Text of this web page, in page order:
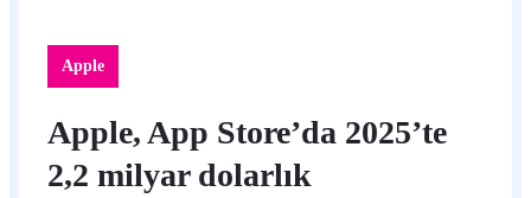
Apple
Apple, App Store’da 2025’te
2,2 milyar dolarlık